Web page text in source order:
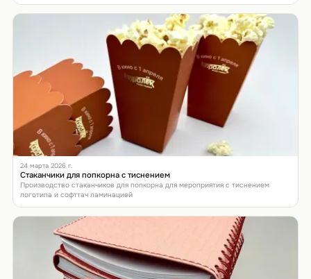
24 марта 2026 г.
Стаканчики для попкорна с тиснением
Производство стаканчиков для попкорна для мероприятия с тиснением
логотипа и софттач ламинацией